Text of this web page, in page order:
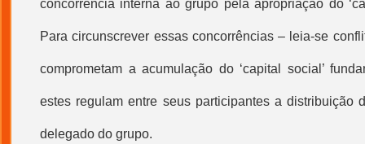
concorrência interna ao grupo pela apropriação do ‘
Para circunscrever essas concorrências – leia-se
comprometam a acumulação do ‘capital social ’
estes regulam entre seus participantes a distribuição
delegado do grupo.